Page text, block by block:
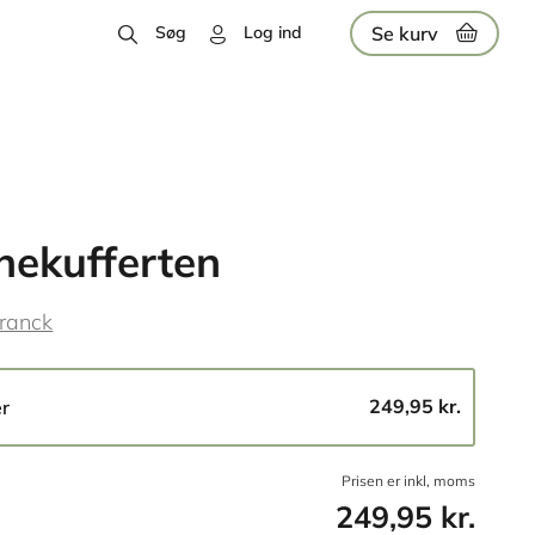
Søg Log ind Se kurv
249,95 kr.
Prisen er inkl, moms
249,95 kr.